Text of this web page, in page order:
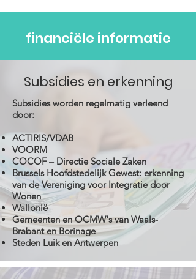
financiële informatie
Subsidies en erkenning
Subsidies worden regelmatig verleend
door:
ACTIRIS/VDAB
VOORM
COCOF – Directie Sociale Zaken
Brussels Hoofdstedelijk Gewest: erkenning
van de Vereniging voor Integratie door
Wonen
Wallonië
Gemeenten en OCMW's van Waals-
Brabant en Borinage
Steden Luik en Antwerpen